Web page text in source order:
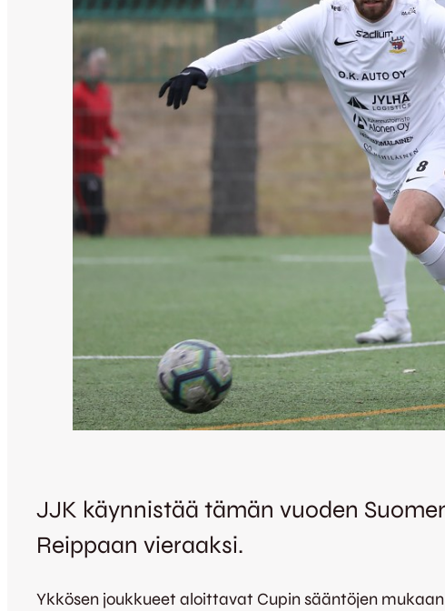
JJK käynnistää tämän vuoden
Reippaan vieraaksi.
Ykkösen joukkueet aloittavat Cupin sääntöjen